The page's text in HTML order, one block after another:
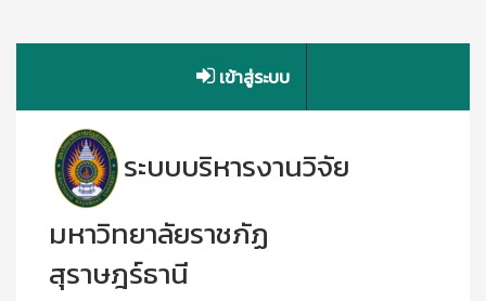
เข้าสู่ระบบ
ระบบบริหารงานวิจัย
มหาวิทยาลัยราชภัฏ
สุราษฎร์ธานี